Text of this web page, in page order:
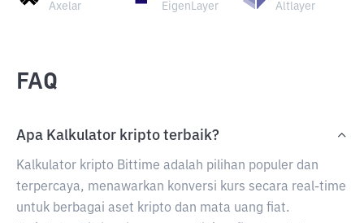
Axelar EigenLayer Altlayer
FAQ
Apa Kalkulator kripto terbaik?
Kalkulator kripto Bittime adalah pilihan populer dan
terpercaya, menawarkan konversi kurs secara real-time
untuk berbagai aset kripto dan mata uang fiat.